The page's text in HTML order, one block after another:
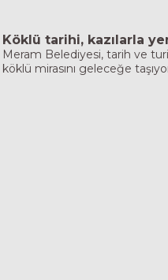
Köklü tarihi, kazılarla
Meram Belediyesi, tarih ve
köklü mirasını geleceğe